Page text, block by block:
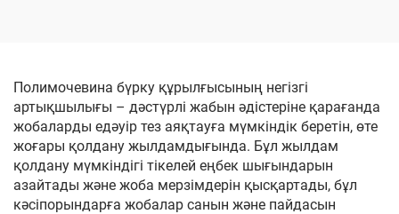
Полимочевина бүрку құрылғысының негізгі
артықшылығы – дәстүрлі жабын әдістеріне қарағанда
жобаларды едәуір тез аяқтауға мүмкіндік беретін, өте
жоғары қолдану жылдамдығында. Бұл жылдам
қолдану мүмкіндігі тікелей еңбек шығындарын
азайтады және жоба мерзімдерін қысқартады, бұл
кәсіпорындарға жобалар санын және пайдасын